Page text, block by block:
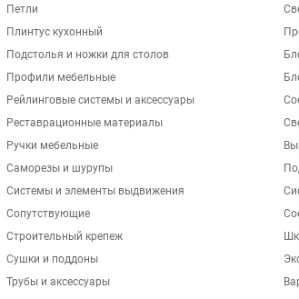
Петли
Плинтус кухонный
Подстолья и ножки для столов
Профили мебельные
Рейлинговые системы и аксессуары
Реставрационные материалы
Ручки мебельные
Саморезы и шурупы
Системы и элементы выдвижения
Сопутствующие
Строительный крепеж
Сушки и поддоны
Трубы и аксессуары